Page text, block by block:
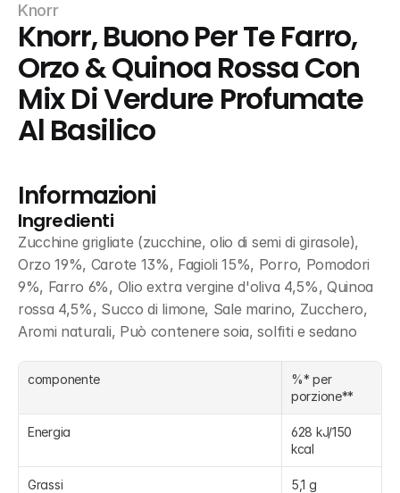
Knorr
Knorr, Buono Per Te Farro,
Orzo & Quinoa Rossa Con
Mix Di Verdure Profumate
Al Basilico
Informazioni
Ingredienti
Zucchine grigliate (zucchine, olio di semi di girasole),
Orzo 19%, Carote 13%, Fagioli 15%, Porro, Pomodori
9%, Farro 6%, Olio extra vergine d'oliva 4,5%, Quinoa
rossa 4,5%, Succo di limone, Sale marino, Zucchero,
Aromi naturali, Può contenere soia, solfiti e sedano
componente
%* per
porzione**
Energia
628 kJ/150
kcal
Grassi 5,1 g